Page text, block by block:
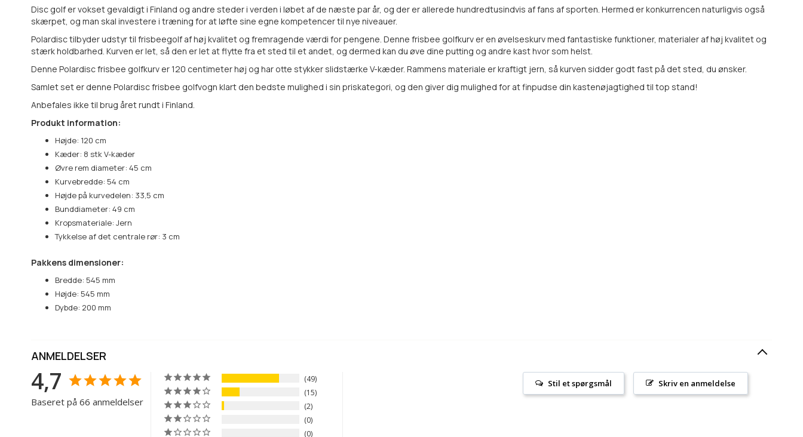
Disc golf er vokset gevaldigt i Finland og andre steder i verden i løbet af de næste par år, og der er allerede hundredtusindvis af fans af sporten. Hermed er konkurrencen naturligvis også
skærpet, og man skal investere i træning for at løfte sine egne kompetencer til nye niveauer.
Polardisc tilbyder udstyr til frisbeegolf af høj kvalitet og fremragende værdi for pengene. Denne frisbee golfkurv er en øvelseskurv med fantastiske funktioner, materialer af høj kvalitet og
stærk holdbarhed. Kurven er let, så den er let at flytte fra et sted til et andet, og dermed kan du øve dine putting og andre kast hvor som helst.
Denne Polardisc frisbee golfkurv er 120 centimeter høj og har otte stykker slidstærke V-kæder. Rammens materiale er kraftigt jern, så kurven sidder godt fast på det sted, du ønsker.
Samlet set er denne Polardisc frisbee golfvogn klart den bedste mulighed i sin priskategori, og den giver dig mulighed for at finpudse din kastenøjagtighed til top stand!
Anbefales ikke til brug året rundt i Finland.
Produkt information:
Højde: 120 cm
Kæder: 8 stk V-kæder
Øvre rem diameter: 45 cm
Kurvebredde: 54 cm
Højde på kurvedelen: 33,5 cm
Bunddiameter: 49 cm
Kropsmateriale: Jern
Tykkelse af det centrale rør: 3 cm
Pakkens dimensioner:
Bredde: 545 mm
Højde: 545 mm
Dybde: 200 mm
ANMELDELSER
4,7
Baseret på 66 anmeldelser
49
15
2
0
0
Skriv en anmeldelse
Stil et spørgsmål